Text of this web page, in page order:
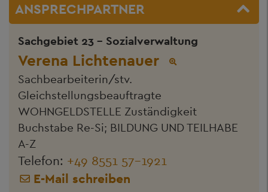
ANSPRECHPARTNER
Sachgebiet 23 - Sozialverwaltung
Verena Lichtenauer
Sachbearbeiterin/stv.
Gleichstellungsbeauftragte
WOHNGELDSTELLE Zuständigkeit
Buchstabe Re-Si; BILDUNG UND TEILHABE
A-Z
Telefon: +49 8551 57-1921
E-Mail schreiben